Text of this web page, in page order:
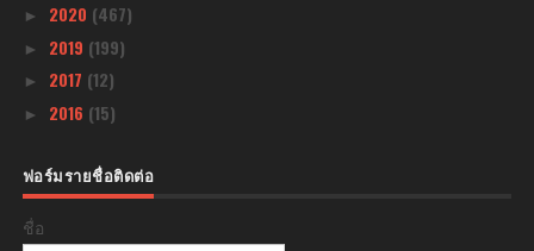
► 2020 (467)
► 2019 (199)
► 2017 (12)
► 2016 (15)
ฟอร์มรายชื่อติดต่อ
ชื่อ